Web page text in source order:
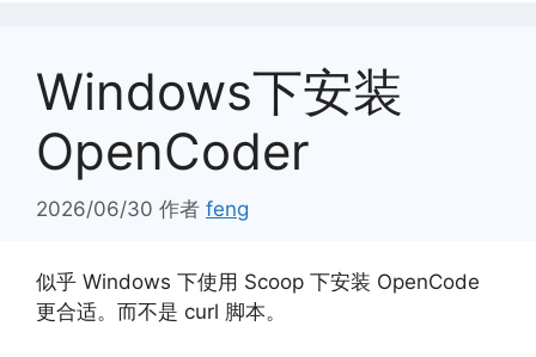
Windows下安装
OpenCoder
2026/06/30 作者 feng
似乎 Windows 下使用 Scoop 下安装 OpenCode
更合适。而不是 curl 脚本。